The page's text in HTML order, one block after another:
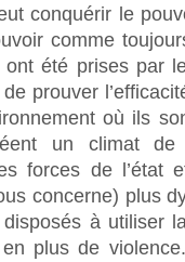
conquérir le
comme
été prises par
prouver
où ils
un climat
forces de l’état
concerne) plus
à utiliser
plus de